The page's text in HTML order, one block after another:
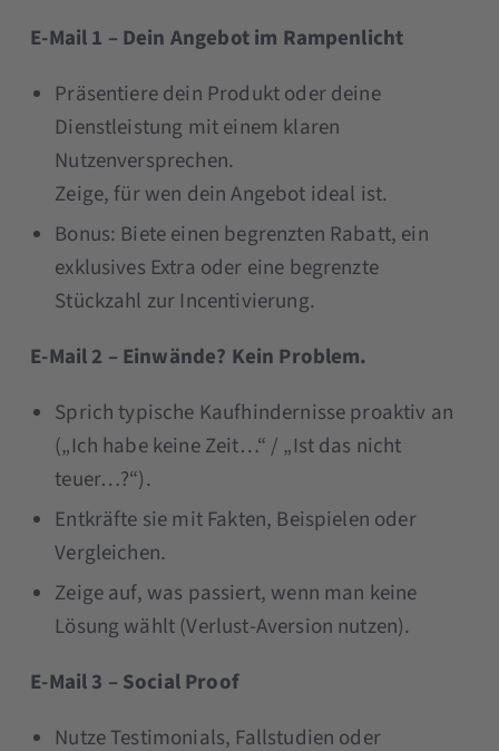
E-Mail 1 – Dein Angebot im Rampenlicht
Präsentiere dein Produkt oder deine
Dienstleistung mit einem klaren
Nutzenversprechen.
Zeige, für wen dein Angebot ideal ist.
Bonus: Biete einen begrenzten Rabatt, ein
exklusives Extra oder eine begrenzte
Stückzahl zur Incentivierung.
E-Mail 2 – Einwände? Kein Problem.
Sprich typische Kaufhindernisse proaktiv an
(„Ich habe keine Zeit…“ / „Ist das nicht
teuer…?“).
Entkräfte sie mit Fakten, Beispielen oder
Vergleichen.
Zeige auf, was passiert, wenn man keine
Lösung wählt (Verlust-Aversion nutzen).
E-Mail 3 – Social Proof
Nutze Testimonials, Fallstudien oder